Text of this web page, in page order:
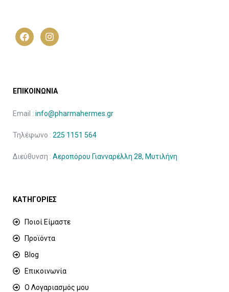
ΕΠΙΚΟΙΝΩΝΙΑ
Email : info@pharmahermes.gr
Τηλέφωνο : 225 1151 564
Διεύθυνση : Αεροπόρου Γιανναρέλλη 28, Μυτιλήνη
ΚΑΤΗΓΟΡΙΕΣ
Ποιοί Είμαστε
Προϊόντα
Blog
Επικοινωνία
Ο Λογαριασμός μου